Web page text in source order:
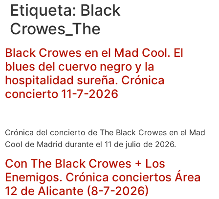
Etiqueta: Black
Crowes_The
Black Crowes en el Mad Cool. El
blues del cuervo negro y la
hospitalidad sureña. Crónica
concierto 11-7-2026
Crónica del concierto de The Black Crowes en el Mad
Cool de Madrid durante el 11 de julio de 2026.
Con The Black Crowes + Los
Enemigos. Crónica conciertos Área
12 de Alicante (8-7-2026)